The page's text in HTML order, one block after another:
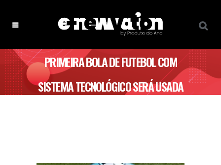
PRIMEIRA BOLA DE FUTEBOL COM
SISTEMA TECNOLÓGICO SERÁ USADA